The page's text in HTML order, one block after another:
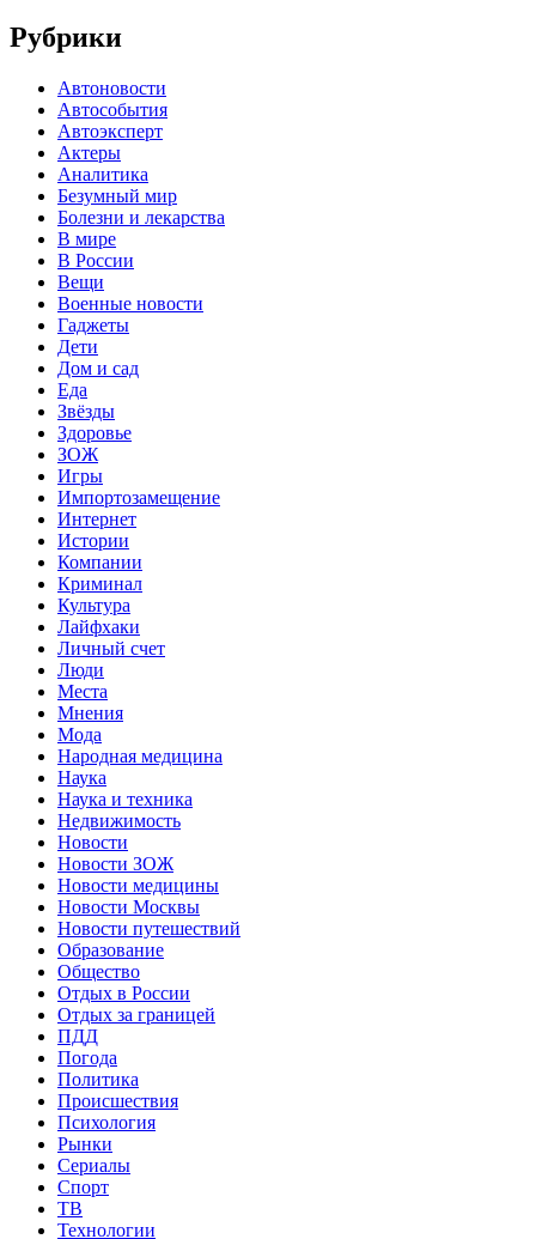
Рубрики
Автоновости
Автособытия
Автоэксперт
Актеры
Аналитика
Безумный мир
Болезни и лекарства
В мире
В России
Вещи
Военные новости
Гаджеты
Дети
Дом и сад
Еда
Звёзды
Здоровье
ЗОЖ
Игры
Импортозамещение
Интернет
Истории
Компании
Криминал
Культура
Лайфхаки
Личный счет
Люди
Места
Мнения
Мода
Народная медицина
Наука
Наука и техника
Недвижимость
Новости
Новости ЗОЖ
Новости медицины
Новости Москвы
Новости путешествий
Образование
Общество
Отдых в России
Отдых за границей
ПДД
Погода
Политика
Происшествия
Психология
Рынки
Сериалы
Спорт
ТВ
Технологии